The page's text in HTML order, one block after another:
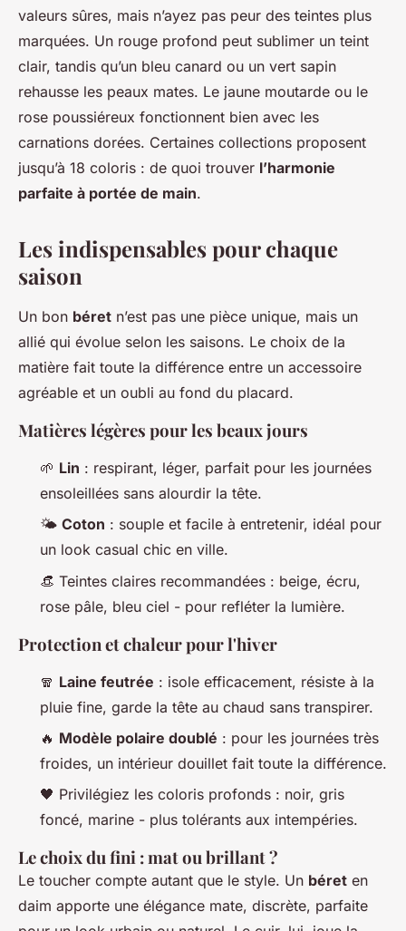
valeurs sûres, mais n’ayez pas peur des teintes plus
marquées. Un rouge profond peut sublimer un teint
clair, tandis qu’un bleu canard ou un vert sapin
rehausse les peaux mates. Le jaune moutarde ou le
rose poussiéreux fonctionnent bien avec les
carnations dorées. Certaines collections proposent
jusqu’à 18 coloris : de quoi trouver l’harmonie
parfaite à portée de main.
Les indispensables pour chaque
saison
Un bon béret n’est pas une pièce unique, mais un
allié qui évolue selon les saisons. Le choix de la
matière fait toute la différence entre un accessoire
agréable et un oubli au fond du placard.
Matières légères pour les beaux jours
🌱 Lin : respirant, léger, parfait pour les journées
ensoleillées sans alourdir la tête.
🌤️ Coton : souple et facile à entretenir, idéal pour
un look casual chic en ville.
👒 Teintes claires recommandées : beige, écru,
rose pâle, bleu ciel - pour refléter la lumière.
Protection et chaleur pour l'hiver
🧣 Laine feutrée : isole efficacement, résiste à la
pluie fine, garde la tête au chaud sans transpirer.
🔥 Modèle polaire doublé : pour les journées très
froides, un intérieur douillet fait toute la différence.
🖤 Privilégiez les coloris profonds : noir, gris
foncé, marine - plus tolérants aux intempéries.
Le choix du fini : mat ou brillant ?
Le toucher compte autant que le style. Un béret en
daim apporte une élégance mate, discrète, parfaite